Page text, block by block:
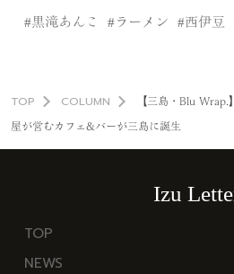
黒滝あんこ ラーメン 西伊豆
TOP COLUMN 【三島・Blu Wrap.
屋が営むカフェ&バーが三島に誕生
Izu
TOP
NEWS